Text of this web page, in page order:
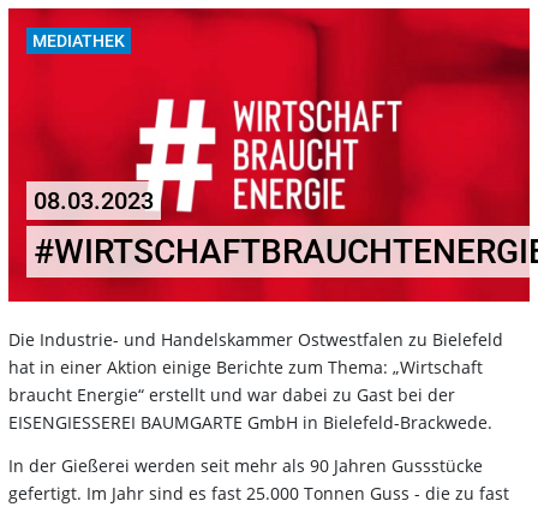
MEDIATHEK
08.03.2023
Die Industrie- und Handelskammer Ostwestfalen zu Bielefeld
hat in einer Aktion einige Berichte zum Thema: „Wirtschaft
braucht Energie“ erstellt und war dabei zu Gast bei der
EISENGIESSEREI BAUMGARTE GmbH in Bielefeld-Brackwede.
In der Gießerei werden seit mehr als 90 Jahren Gussstücke
gefertigt. Im Jahr sind es fast 25.000 Tonnen Guss - die zu fast